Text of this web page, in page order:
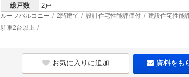
総戸数
2戸
ルーフバルコニー 2階建て 設計住宅性能評価付 建設住宅性能
駐車2台以上
お気に入りに追加 資料をも